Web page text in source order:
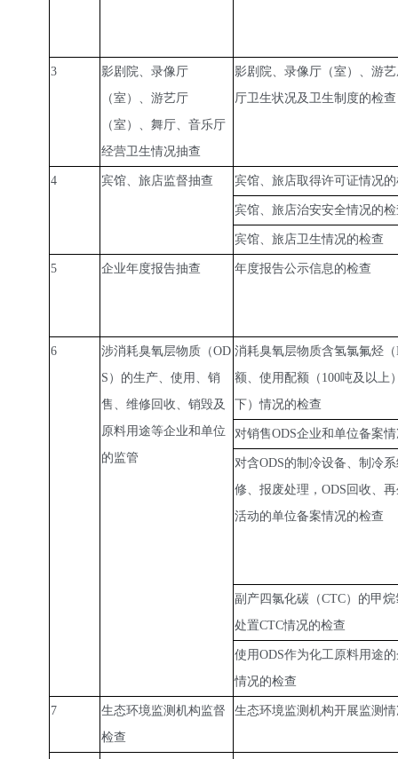
3
影剧院、录像厅
（室）、游艺厅
（室）、舞厅、音乐厅
经营卫生情况抽查
影剧院、录像厅（室）、游
厅卫生状况及卫生制度的检查
4 宾馆、旅店监督抽查 宾馆、旅店取得许可证情况
宾馆、旅店治安安全情况的
宾馆、旅店卫生情况的检查
5 企业年度报告抽查 年度报告公示信息的检查
6
涉消耗臭氧层物质（OD
S）的生产、使用、销
售、维修回收、销毁及
原料用途等企业和单位
的监管
消耗臭氧层物质含氢氯氟烃
额、使用配额（100吨及以上
下）情况的检查
对销售ODS企业和单位备案
对含ODS的制冷设备、制冷
修、报废处理，ODS回收、
活动的单位备案情况的检查
副产四氯化碳（CTC）的甲
处置CTC情况的检查
使用ODS作为化工原料用途
情况的检查
7
生态环境监测机构监督
检查
生态环境监测机构开展监测